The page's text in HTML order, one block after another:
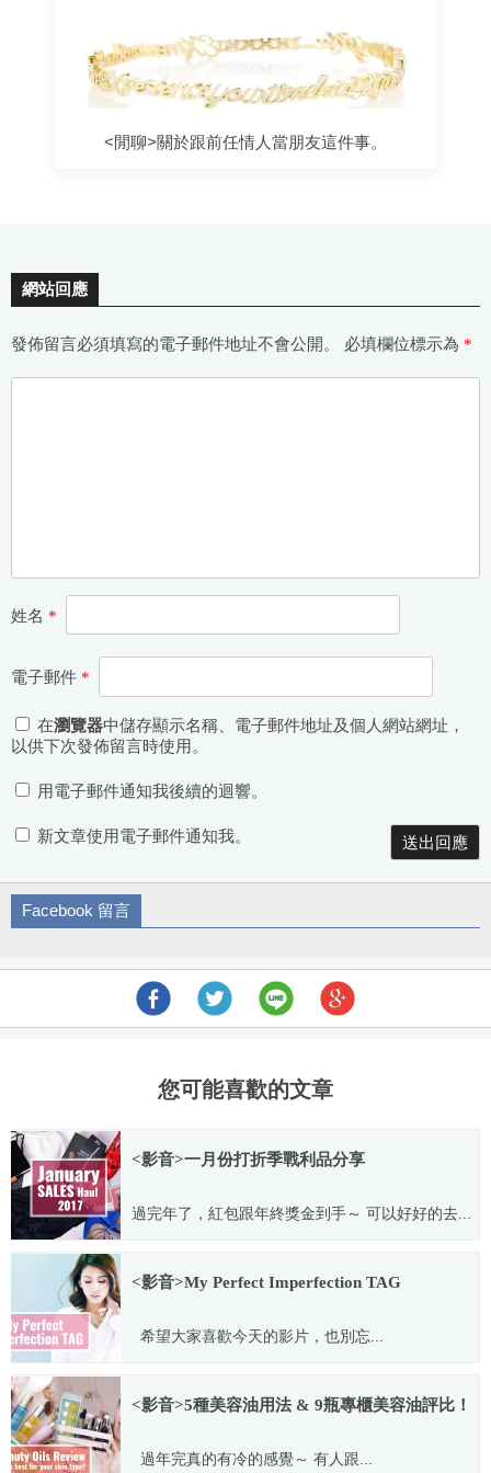
<閒聊>關於跟前任情人當朋友這件事。
網站回應
發佈留言必須填寫的電子郵件地址不會公開。 必填欄位標示為 *
姓名 *
電子郵件 *
在瀏覽器中儲存顯示名稱、電子郵件地址及個人網站網址，
以供下次發佈留言時使用。
用電子郵件通知我後續的迴響。
新文章使用電子郵件通知我。
Facebook 留言
您可能喜歡的文章
<影音>一月份打折季戰利品分享
過完年了，紅包跟年終獎金到手～ 可以好好的去...
2017.02.02
<影音>My Perfect Imperfection TAG
希望大家喜歡今天的影片，也別忘...
2017.11.21
<影音>5種美容油用法 & 9瓶專櫃美容油評比！
過年完真的有冷的感覺～ 有人跟...